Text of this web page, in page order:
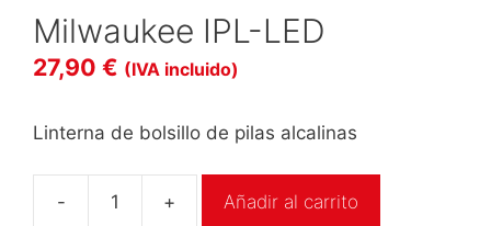
Milwaukee IPL-LED
27,90 € (IVA incluido)
Linterna de bolsillo de pilas alcalinas
-
Milwaukee
+ Añadir al carrito